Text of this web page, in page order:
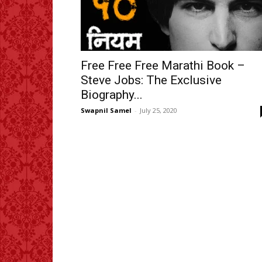
Free Free Free Marathi Book –
Steve Jobs: The Exclusive
Biography...
Swapnil Samel - July 25, 2020